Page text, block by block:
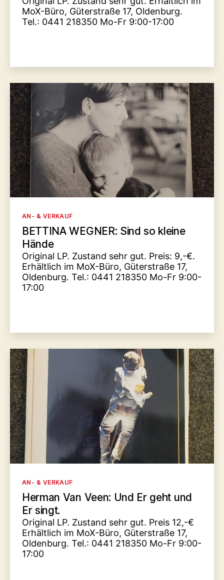
MoX-Büro, Güterstraße 17, Oldenburg.
Tel.: 0441 218350 Mo-Fr 9:00-17:00
Kategorien
AN- & VERKAUF
BETTINA WEGNER: Sind so kleine
Hände
Original LP. Zustand sehr gut. Preis: 9,-€.
Erhältlich im MoX-Büro, Güterstraße 17,
Oldenburg. Tel.: 0441 218350 Mo-Fr 9:00-
17:00
Kategorien
AN- & VERKAUF
Herman Van Veen: Und Er geht und
Er singt.
Original LP. Zustand sehr gut. Preis 12,-€
Erhältlich im MoX-Büro, Güterstraße 17,
Oldenburg. Tel.: 0441 218350 Mo-Fr 9:00-
17:00